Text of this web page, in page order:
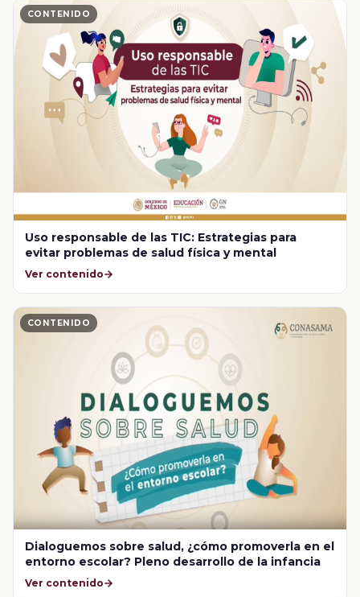
CONTENIDO
Uso responsable de las TIC: Estrategias para
evitar problemas de salud física y mental
Ver contenido
CONTENIDO
Dialoguemos sobre salud, ¿cómo promoverla en el
entorno escolar? Pleno desarrollo de la infancia
Ver contenido